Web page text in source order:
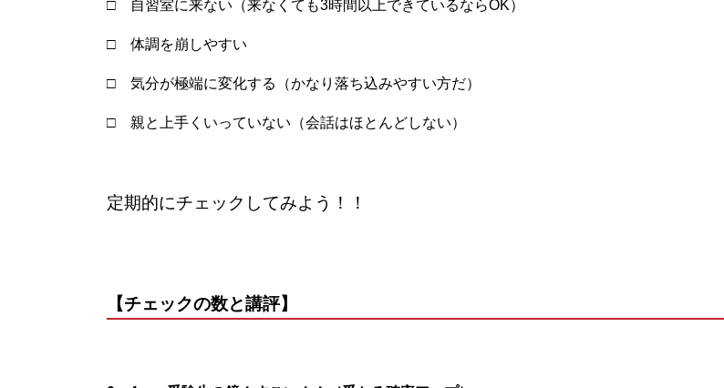
□ 自習室に来ない（来なくても3時間以上できているならOK）
□ 体調を崩しやすい
□ 気分が極端に変化する（かなり落ち込みやすい方だ）
□ 親と上手くいっていない（会話はほとんどしない）
定期的にチェックしてみよう！！
【チェックの数と講評】